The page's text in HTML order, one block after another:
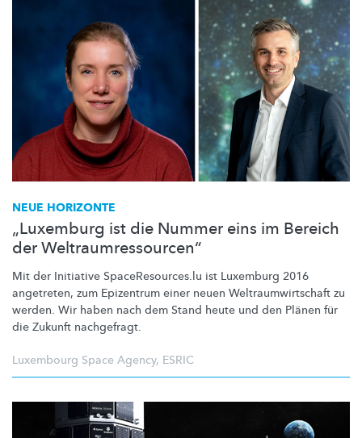
NEUE HORIZONTE
„Luxemburg ist die Nummer eins im Bereich
der Weltraumressourcen“
Mit der Initiative SpaceResources.lu ist Luxemburg 2016
angetreten, zum Epizentrum einer neuen Weltraumwirtschaft zu
werden. Wir haben nach dem Stand heute und den Plänen für
die Zukunft nachgefragt.
Luxembourg Space Agency, ESRIC